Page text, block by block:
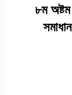
৮ম অষ্টম
সমাধান